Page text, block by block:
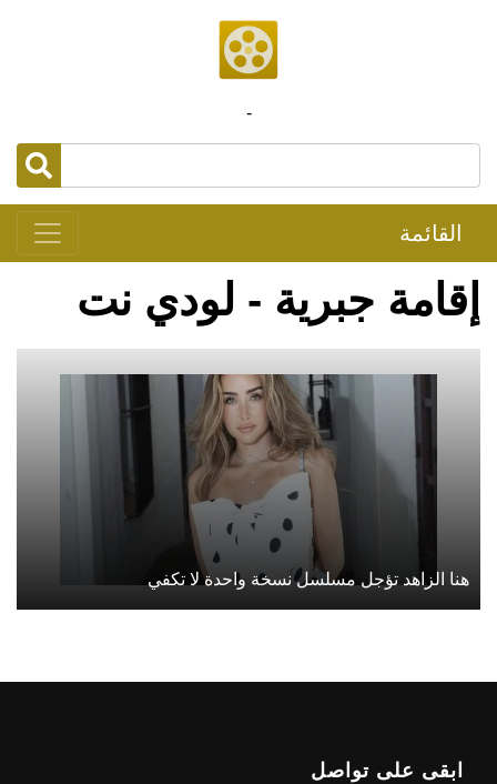
-
القائمة
إقامة جبرية - لودي نت
هنا الزاهد تؤجل مسلسل نسخة واحدة لا تكفي
ابقى على تواصل